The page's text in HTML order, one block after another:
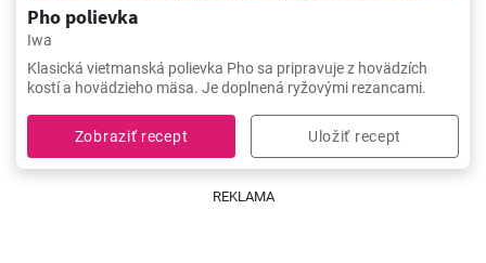
Pho polievka
Iwa
Klasická vietmanská polievka Pho sa pripravuje z hovädzích
kostí a hovädzieho mäsa. Je doplnená ryžovými rezancami.
Zobraziť recept Uložiť recept
REKLAMA